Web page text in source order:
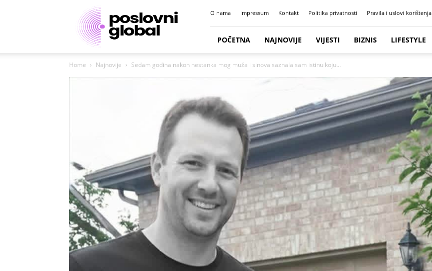
Poslovni
portal
O nama Impressum Kontakt Politika privatnosti Pravila i uslovi korištenja
POČETNA NAJNOVIJE VIJESTI BIZNIS LIFESTYLE
Home Najnovije Sedam godina nakon nestanka mog muža i sinova saznala sam istinu koju...